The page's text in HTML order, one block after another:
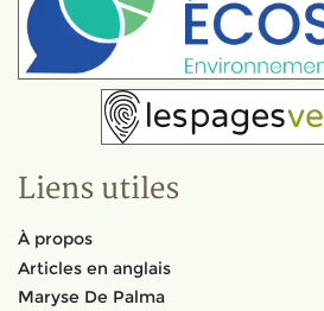
Liens utiles
À propos
Articles en anglais
Maryse De Palma